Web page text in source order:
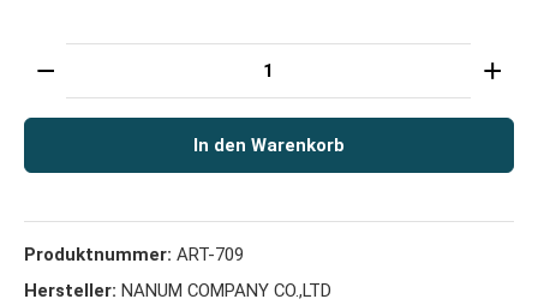
Produkt Anzahl: Gib den gewünschten Wert ein
In den Warenkorb
Produktnummer: ART-709
Hersteller: NANUM COMPANY CO.,LTD